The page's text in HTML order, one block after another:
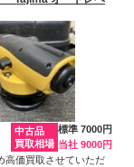
中古品
買取相場
標準 7000円
当社 9000円
高価買取させていただ